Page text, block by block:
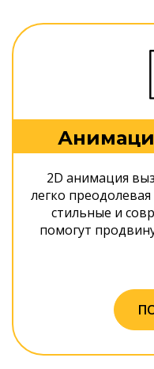
2D анимация
легко
стильные и
помогут